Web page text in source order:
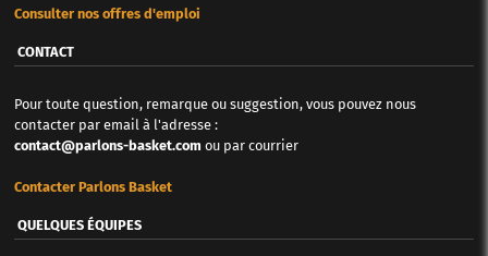
Consulter nos offres d'emploi
CONTACT
Pour toute question, remarque ou suggestion, vous pouvez nous
contacter par email à l'adresse :
contact@parlons-basket.com ou par courrier
Contacter Parlons Basket
QUELQUES ÉQUIPES